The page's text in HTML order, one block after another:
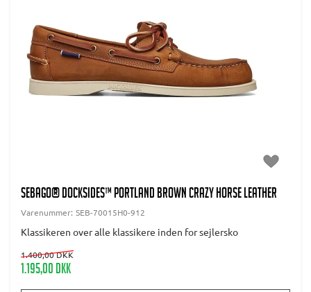
SEBAGO® Docksides™ Portland Brown crazy horse leather
Varenummer: SEB-70015H0-912
Klassikeren over alle klassikere inden for sejlersko
1.400,00 DKK
1.195,00 DKK